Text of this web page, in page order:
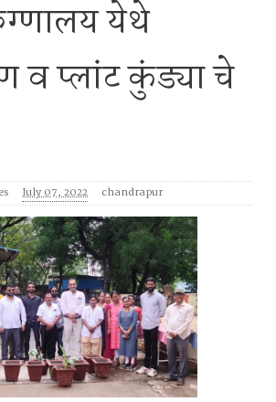
येथे
व प्लांट कुंड्या चे
July 07, 2022 chandrapur